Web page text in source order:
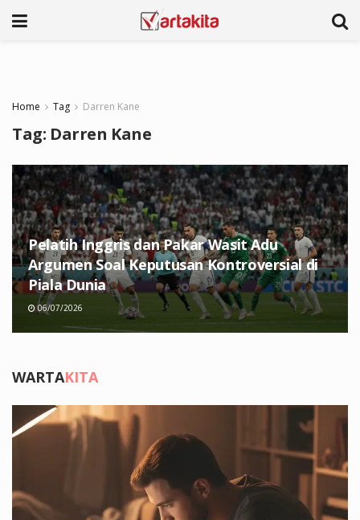
Home Tag Darren Kane
Tag: Darren Kane
Pelatih Inggris dan Pakar Wasit Adu
Argumen Soal Keputusan Kontroversial di
Piala Dunia
06/07/2026
WARTAKITA